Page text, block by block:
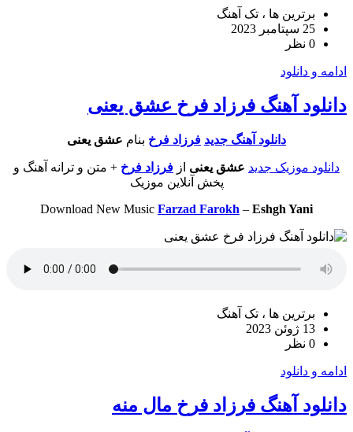
برترین ها ، تک آهنگ
25 سپتامبر 2023
0 نظر
ادامه و دانلود
دانلود آهنگ فرزاد فرخ عشق یعنی
دانلود آهنگ جدید فرزاد فرخ بنام عشق یعنی
دانلود موزیک جدید عشق یعنی از فرزاد فرخ + متن و ترانه آهنگ و
پخش آنلاین موزیک
Download New Music Farzad Farokh – Eshgh Yani
برترین ها ، تک آهنگ
13 ژوئن 2023
0 نظر
ادامه و دانلود
دانلود آهنگ فرزاد فرخ مال منه